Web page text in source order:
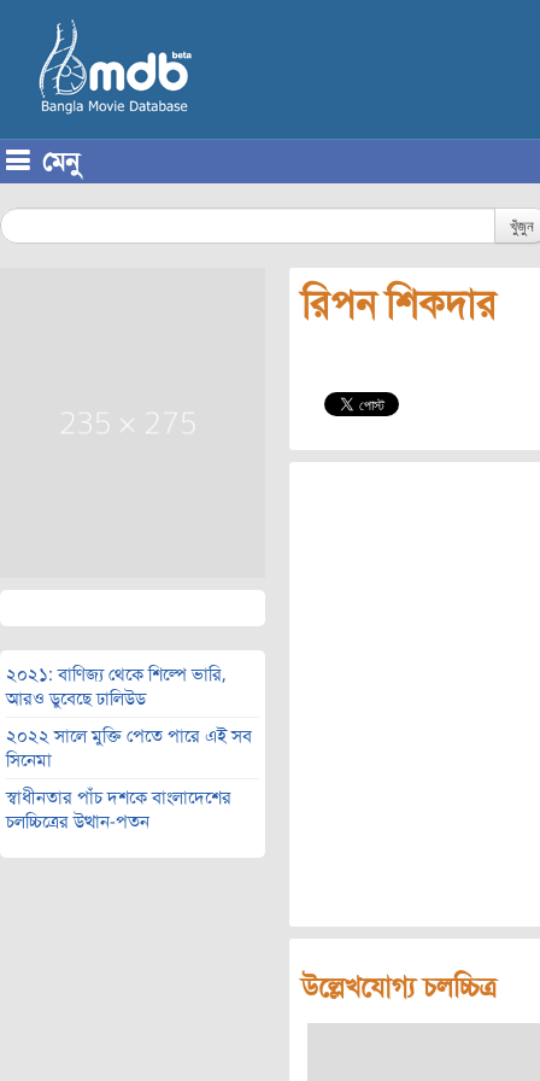
মেনু
খুঁজুন
২০২১: বাণিজ্য থেকে শিল্পে ভারি,
আরও ডুবেছে ঢালিউড
২০২২ সালে মুক্তি পেতে পারে এই সব
সিনেমা
স্বাধীনতার পাঁচ দশকে বাংলাদেশের
চলচ্চিত্রের উত্থান-পতন
রিপন শিকদার
উল্লেখযোগ্য চলচ্চিত্র